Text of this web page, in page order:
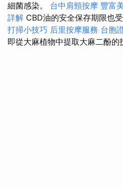
細菌感染。 台中肩頸按摩 豐富
詳解 CBD油的安全保存期限也
打掃小技巧 后里按摩服務 台胞
即從大麻植物中提取大麻二酚的